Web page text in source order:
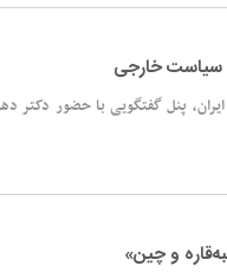
سیاست خارجی
پنل گفتگویی با حضور دکتر
و چین»